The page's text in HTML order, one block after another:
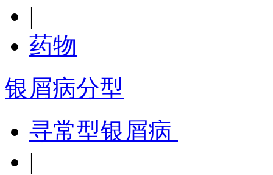
|
药物
银屑病分型
寻常型银屑病
|